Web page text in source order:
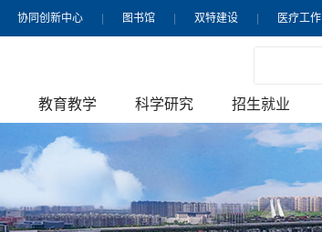
医疗工作
双特建设
图书馆
协同创新中心
教育教学 科学研究 招生就业